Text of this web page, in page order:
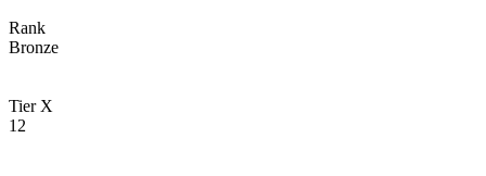
Rank
Bronze
Tier X
12